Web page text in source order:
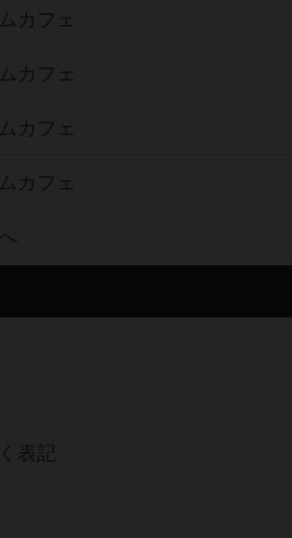
カフェ
カフェ
カフェ
カフェ
表記